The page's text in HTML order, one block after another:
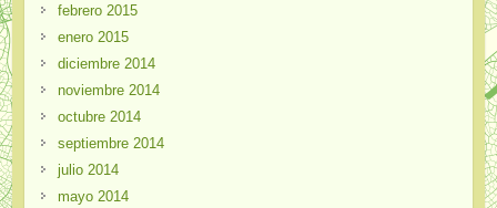
febrero 2015
enero 2015
diciembre 2014
noviembre 2014
octubre 2014
septiembre 2014
julio 2014
mayo 2014